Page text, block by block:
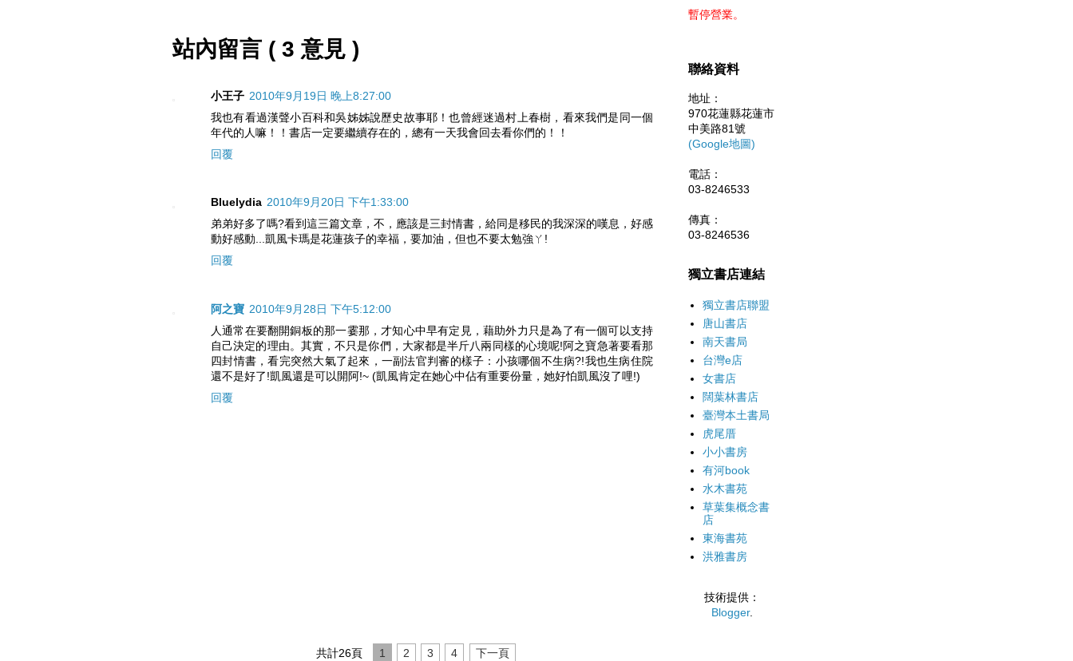
站內留言 ( 3 意見 )
小王子 2010年9月19日 晚上8:27:00
我也有看過漢聲小百科和吳姊姊說歷史故事耶！也曾經迷過村上春樹，看來我們是同一個
年代的人嘛！！書店一定要繼續存在的，總有一天我會回去看你們的！！
回覆
Bluelydia 2010年9月20日 下午1:33:00
弟弟好多了嗎?看到這三篇文章，不，應該是三封情書，給同是移民的我深深的嘆息，好感
動好感動...凱風卡瑪是花蓮孩子的幸福，要加油，但也不要太勉強ㄚ!
回覆
阿之寶 2010年9月28日 下午5:12:00
人通常在要翻開銅板的那一霎那，才知心中早有定見，藉助外力只是為了有一個可以支持
自己決定的理由。其實，不只是你們，大家都是半斤八兩同樣的心境呢!阿之寶急著要看那
四封情書，看完突然大氣了起來，一副法官判審的樣子：小孩哪個不生病?!我也生病住院
還不是好了!凱風還是可以開阿!~ (凱風肯定在她心中佔有重要份量，她好怕凱風沒了哩!)
回覆
共計26頁 1 2 3 4 下一頁
暫停營業。
聯絡資料
地址：
970花蓮縣花蓮市
中美路81號
(Google地圖)
電話：
03-8246533
傳真：
03-8246536
獨立書店連結
獨立書店聯盟
唐山書店
南天書局
台灣e店
女書店
闊葉林書店
臺灣本土書局
虎尾厝
小小書房
有河book
水木書苑
草葉集概念書
店
東海書苑
洪雅書房
技術提供：
Blogger.